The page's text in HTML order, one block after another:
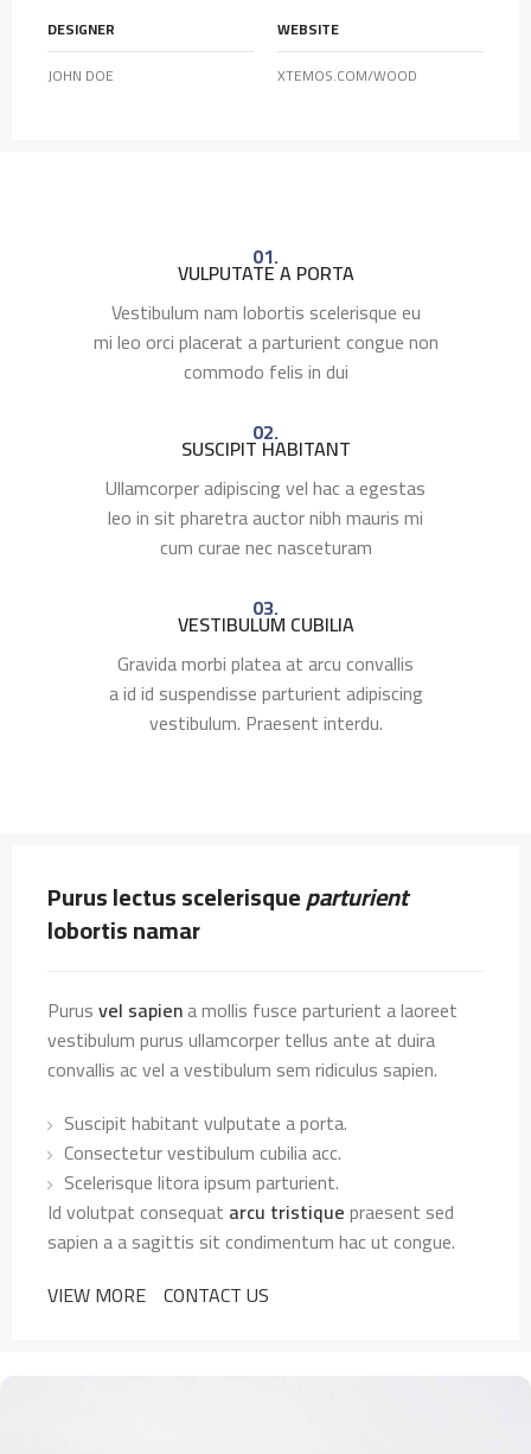
DESIGNER
JOHN DOE
WEBSITE
XTEMOS.COM/WOOD
01.
VULPUTATE A PORTA
Vestibulum nam lobortis scelerisque eu
mi leo orci placerat a parturient congue non
commodo felis in dui
02.
SUSCIPIT HABITANT
Ullamcorper adipiscing vel hac a egestas
leo in sit pharetra auctor nibh mauris mi
cum curae nec nasceturam
03.
VESTIBULUM CUBILIA
Gravida morbi platea at arcu convallis
a id id suspendisse parturient adipiscing
vestibulum. Praesent interdu.
Purus lectus scelerisqueparturient
lobortis namar
Purusvel sapiena mollis fusce parturient a laoreet
vestibulum purus ullamcorper tellus ante at duira
convallis ac vel a vestibulum sem ridiculus sapien.
Suscipit habitant vulputate a porta.
Consectetur vestibulum cubilia acc.
Scelerisque litora ipsum parturient.
Id volutpat consequat arcu tristiquepraesent sed
sapien a a sagittis sit condimentum hac ut congue.
VIEW MORE CONTACT US